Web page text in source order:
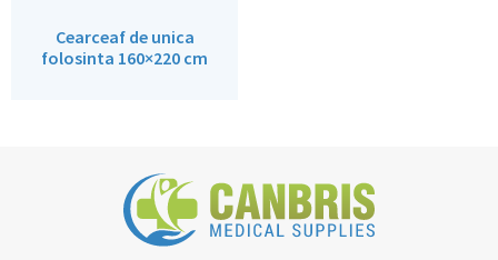
Cearceaf de unica
folosinta 160×220 cm